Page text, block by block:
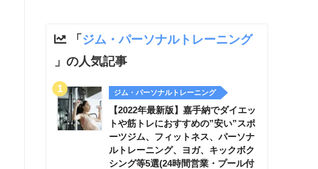
「ジム・パーソナルトレーニング
」の人気記事
ジム・パーソナルトレーニング
【2022年最新版】嘉手納でダイエッ
トや筋トレにおすすめの”安い”スポ
ーツジム、フィットネス、パーソナ
ルトレーニング、ヨガ、キックボク
シング等5選(24時間営業・プール付